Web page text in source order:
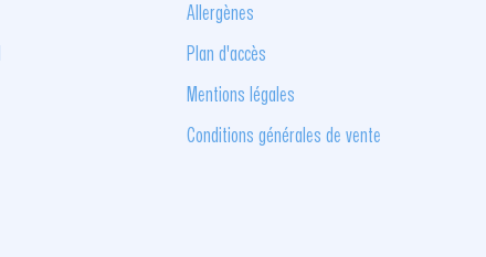
Allergènes
Plan d'accès
Mentions légales
Conditions générales de vente